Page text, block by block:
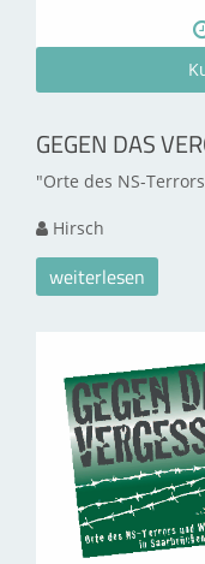
GEGEN DAS
"Orte des NS-
Hirsch
weiterlesen